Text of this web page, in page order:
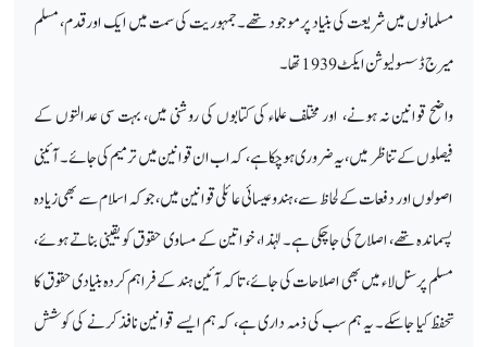
مسلمانوں میں شریعت کی بنیاد پر موجود تھے۔ جمہوریت کی سمت میں ایک اور قدم، مسلم
میرج ڈسسولیوشن ایکٹ 1939 تھا۔
واضح قوانین نہ ہونے، اور مختلف علماء کی کتابوں کی روشنی میں، بہت سی عدالتوں کے
فیصلوں کے تناظر میں، یہ ضروری ہو چکا ہے، کہ اب ان قوانین میں ترمیم کی جائے۔ آئینی
اصولوں اور دفعات کے لحاظ سے، ہندو عیسائی عائلی قوانین میں، جو کہ اسلام سے بھی زیادہ
پسماندہ تھے، اصلاح کی جا چکی ہے۔ لہٰذا، خواتین کے مساوی حقوق کو یقینی بناتے ہوئے،
مسلم پرسنل لاء میں بھی اصلاحات کی جائے، تاکہ آئین ہند کے فراہم کردہ بنیادی حقوق کا
تحفظ کیا جاسکے۔ یہ ہم سب کی ذمہ داری ہے، کہ ہم ایسے قوانین نافذ کرنے کی کوشش